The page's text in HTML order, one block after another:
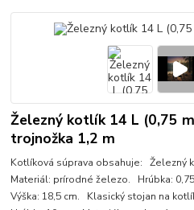
Železný kotlík 14 L (0,75
trojnožka 1,2 m
Kotlíková súprava obsahuje: Železný
Materiál: prírodné železo. Hrúbka:
Výška: 18,5 cm. Klasický stojan na